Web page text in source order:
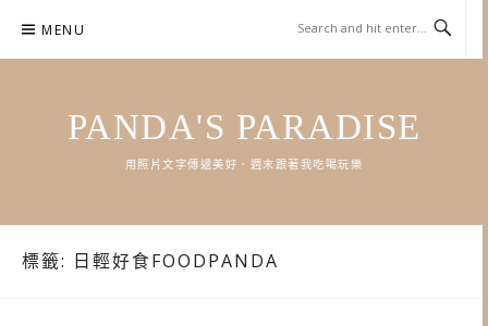
content
MENU
PANDA'S PARADISE
用照片文字傳遞美好．週末跟著我吃喝玩樂
標籤: 日輕好食FOODPANDA